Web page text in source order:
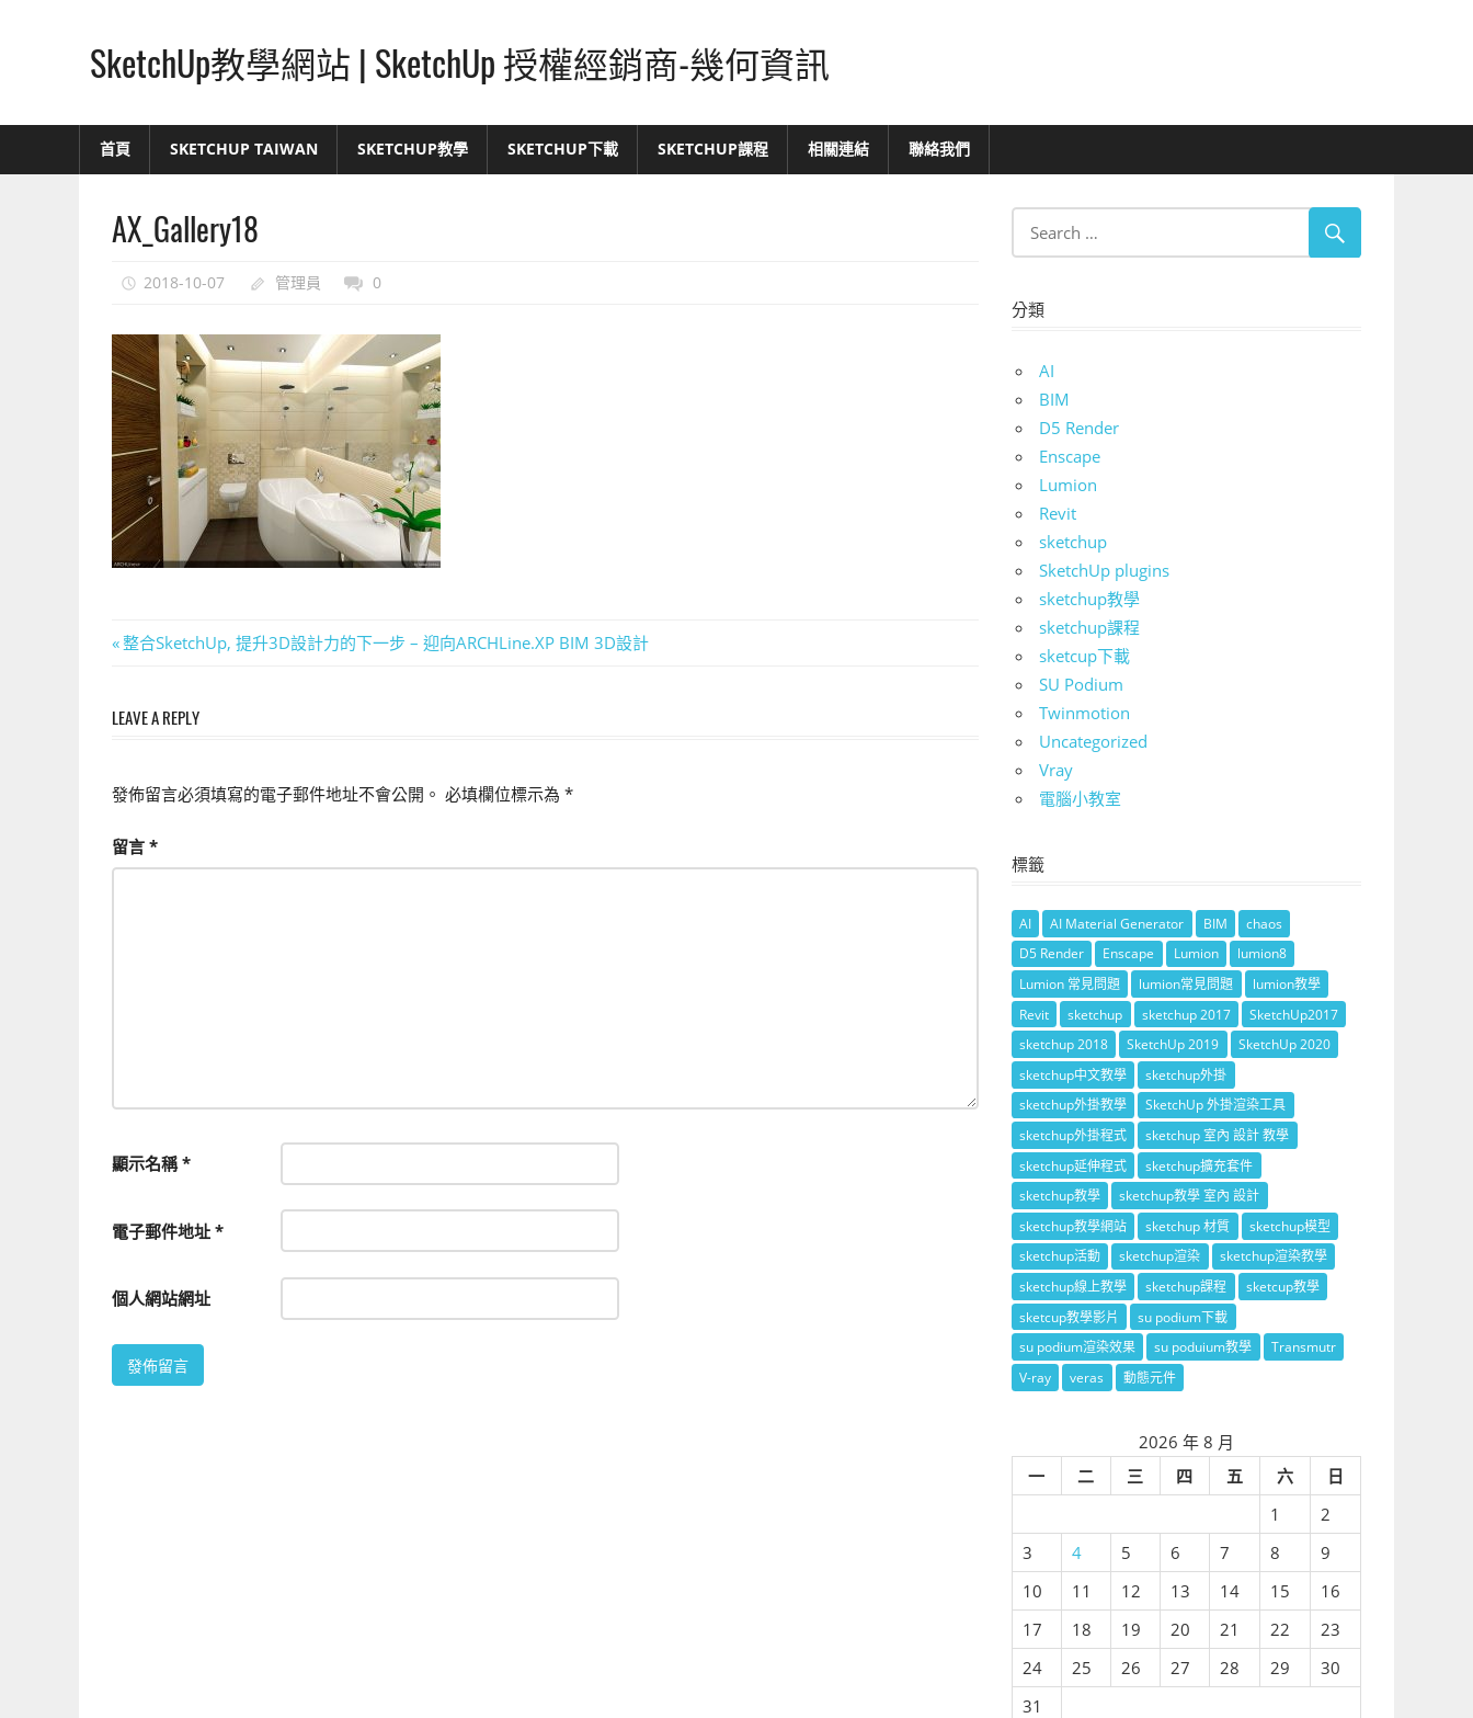
SketchUp教學網站 | SketchUp 授權經銷商-幾何資訊
最
首頁 SKETCHUP TAIWAN SKETCHUP教學 SKETCHUP下載 SKETCHUP課程 相關連結 聯絡我們
AX_Gallery18
2018-10-07 管理員 0
文
導
覽
Previous
整合SketchUp, 提升3D設計力的下一步 – 迎向ARCHLine.XP BIM 3D設計
LEAVE A REPLY
發佈留言必須填寫的電子郵件地址不會公開。 必填欄位標示為 *
留言 *
顯示名稱*
電子郵件地址 *
個人網站網址
分類
AI
BIM
D5 Render
Enscape
Lumion
Revit
sketchup
SketchUp plugins
sketchup教學
sketchup課程
sketcup下載
SU Podium
Twinmotion
Uncategorized
Vray
電腦小教室
標籤
AI AI Material Generator BIM
chaos
D5 Render
Enscape Lumion
lumion8
Lumion 常見問題
lumion常見問題
lumion教學
Revit
sketchup sketchup 2017
SketchUp2017
sketchup 2018
SketchUp 2019
SketchUp 2020
sketchup中文教學
sketchup外掛
sketchup外掛教學
SketchUp 外掛渲染工具
sketchup外掛程式
sketchup 室內 設計 教學
sketchup延伸程式
sketchup擴充套件
sketchup教學
sketchup教學 室內 設計
sketchup教學網站
sketchup 材質
sketchup模型
sketchup活動
sketchup渲染
sketchup渲染教學
sketchup線上教學
sketchup課程
sketcup教學
sketcup教學影片
su podium下載
su podium渲染效果
su poduium教學
Transmutr
V-ray
veras 動態元件
2026 年 8 月
一
二 三 四 五 六
日
1
2
3
4 5 6 7 8
9
10
11 12 13 14 15
16
17
18 19 20 21 22
23
24
25 26 27 28 29
30
31